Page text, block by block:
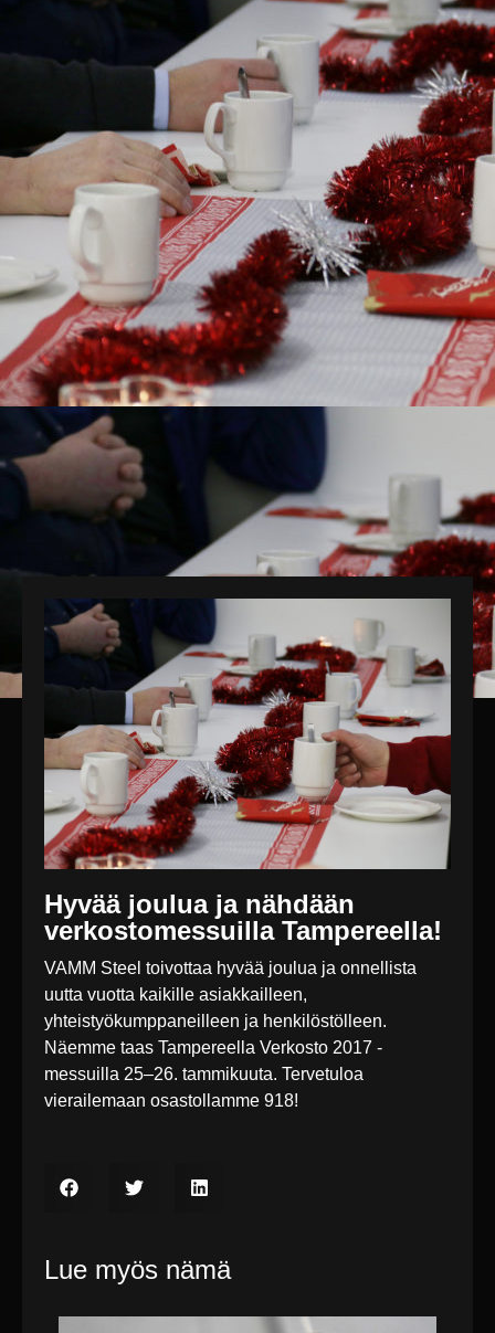
Hyvää joulua ja nähdään
verkostomessuilla Tampereella!
VAMM Steel toivottaa hyvää joulua ja onnellista
uutta vuotta kaikille asiakkailleen,
yhteistyökumppaneilleen ja henkilöstölleen.
Näemme taas Tampereella Verkosto 2017 -
messuilla 25–26. tammikuuta. Tervetuloa
vierailemaan osastollamme 918!
Lue myös nämä